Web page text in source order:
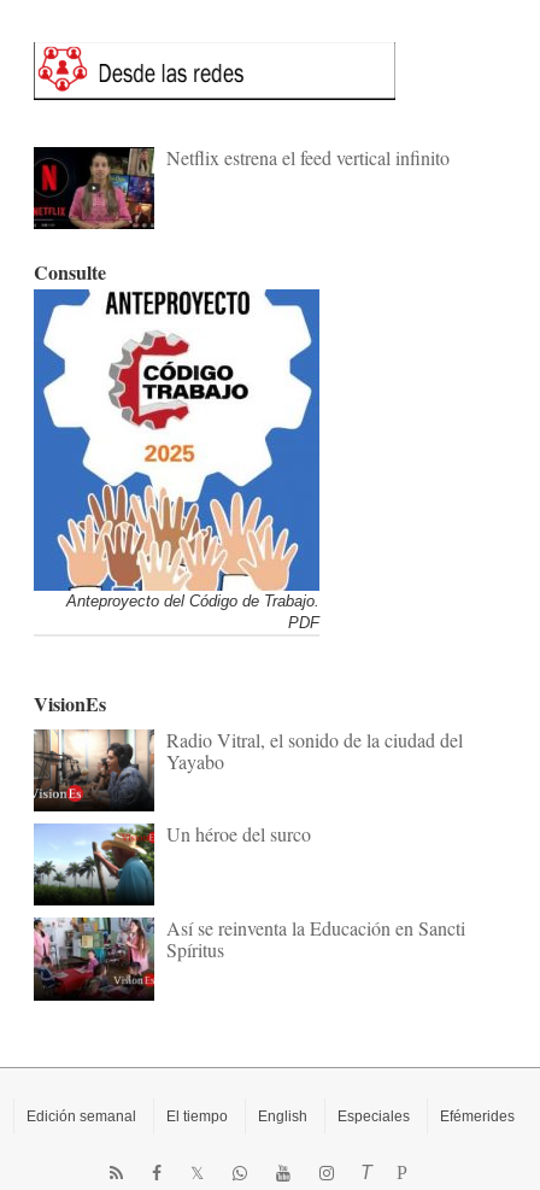
Netflix estrena el feed vertical infinito
Consulte
Anteproyecto del Código de Trabajo.
PDF
VisionEs
Radio Vitral, el sonido de la ciudad del
Yayabo
Un héroe del surco
Así se reinventa la Educación en Sancti
Spíritus
Edición semanal El tiempo English Especiales Efémerides
T P